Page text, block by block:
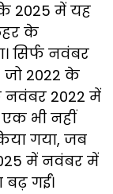
2025 में यह
के
सिर्फ नवंबर
जो 2022 के
नवंबर 2022 में
भी नहीं
गया, जब
में नवंबर में
गईं।